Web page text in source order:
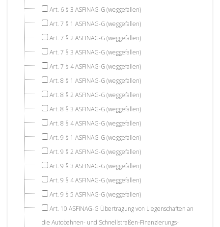
Art. 6 § 3 ASFINAG-G (weggefallen)
Art. 7 § 1 ASFINAG-G (weggefallen)
Art. 7 § 2 ASFINAG-G (weggefallen)
Art. 7 § 3 ASFINAG-G (weggefallen)
Art. 7 § 4 ASFINAG-G (weggefallen)
Art. 8 § 1 ASFINAG-G (weggefallen)
Art. 8 § 2 ASFINAG-G (weggefallen)
Art. 8 § 3 ASFINAG-G (weggefallen)
Art. 8 § 4 ASFINAG-G (weggefallen)
Art. 9 § 1 ASFINAG-G (weggefallen)
Art. 9 § 2 ASFINAG-G (weggefallen)
Art. 9 § 3 ASFINAG-G (weggefallen)
Art. 9 § 4 ASFINAG-G (weggefallen)
Art. 9 § 5 ASFINAG-G (weggefallen)
Art. 10 ASFINAG-G Übertragung von Liegenschaften an
die Autobahnen- und Schnellstraßen-Finanzierungs-